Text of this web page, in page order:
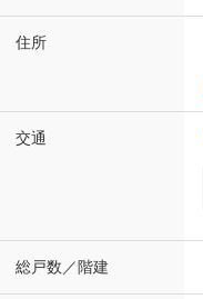
住所
交通
総戸数／階建